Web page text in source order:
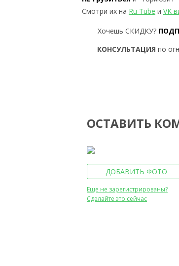
Смотри их на Ru Tube и VK
Хочешь СКИДКУ?
КОНСУЛЬТАЦИЯ по
ОСТАВИТЬ
ДОБАВИТЬ ФОТО
Еще не зарегистрированы?
Сделайте это сейчас